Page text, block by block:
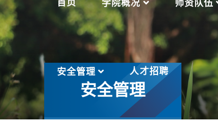
首页 学院概况 师资队伍
安全管理 人才招聘
安全管理